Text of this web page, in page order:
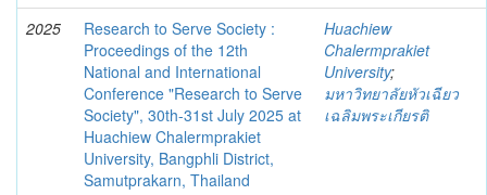
2025
Research to Serve Society :
Proceedings of the 12th
National and International
Conference "Research to Serve
Society", 30th-31st July 2025 at
Huachiew Chalermprakiet
University, Bangphli District,
Samutprakarn, Thailand
Huachiew
Chalermprakiet
University;
มหาวิทยาลัยหัวเฉียว
เฉลิมพระเกียรติ